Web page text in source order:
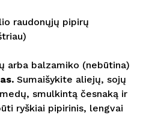
raudonųjų pipirų
arba balzamiko (nebūtina)
Sumaišykite aliejų, sojų
smulkintą česnaką ir
ryškiai pipirinis, lengvai